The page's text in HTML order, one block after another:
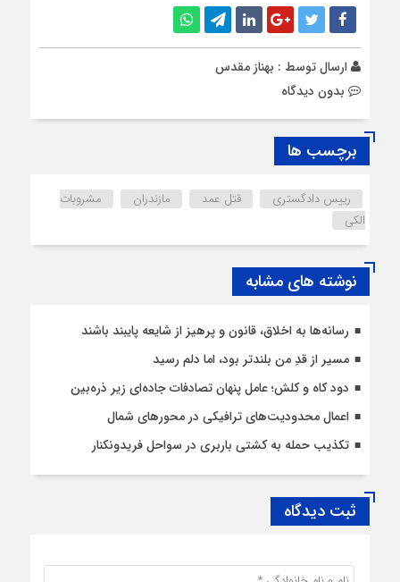
ارسال توسط : بهناز مقدس
بدون دیدگاه
برچسب ها
رییس دادگستری قتل عمد مازندران
مشروبات
الکی
نوشته های مشابه
رسانه‌ها به اخلاق، قانون و پرهیز از شایعه پایبند باشند
مسیر از قدِ من بلندتر بود، اما دلم رسید
دود کاه و کلش؛ عامل پنهان تصادفات جاده‌ای زیر ذره‌بین
اعمال محدودیت‌‌های ترافیکی در محورهای شمال
تکذیب حمله به کشتی باربری در سواحل فریدونکنار
ثبت دیدگاه